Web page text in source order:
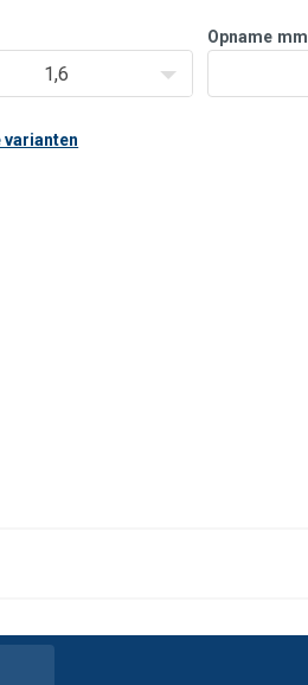
blauwe kleur, kan geleverd
einverbindingen en/of
1,6
Opname mm
varianten